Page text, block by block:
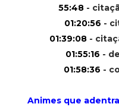
55:48-
01:20:56 -
01:39:08 -
01:55:16 -
01:58:36 -
Animes que